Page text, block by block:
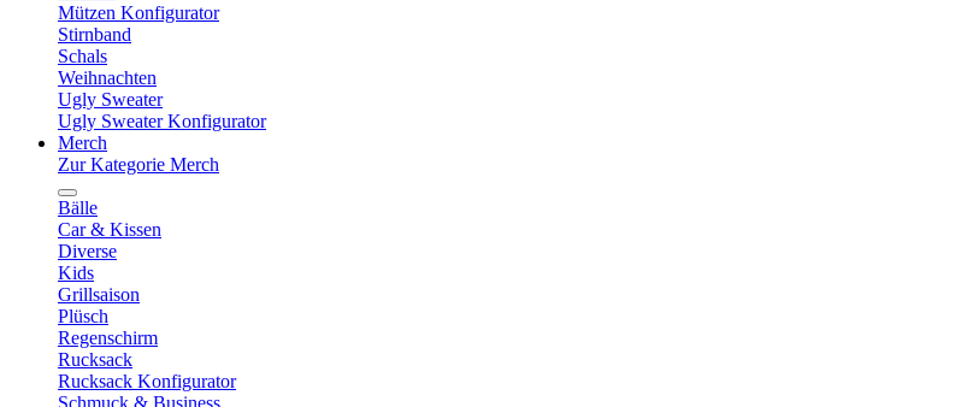
Mützen Konfigurator
Stirnband
Schals
Weihnachten
Ugly Sweater
Ugly Sweater Konfigurator
Merch
Zur Kategorie Merch
Bälle
Car & Kissen
Diverse
Kids
Grillsaison
Plüsch
Regenschirm
Rucksack
Rucksack Konfigurator
Schmuck & Business